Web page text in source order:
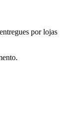
por lojas